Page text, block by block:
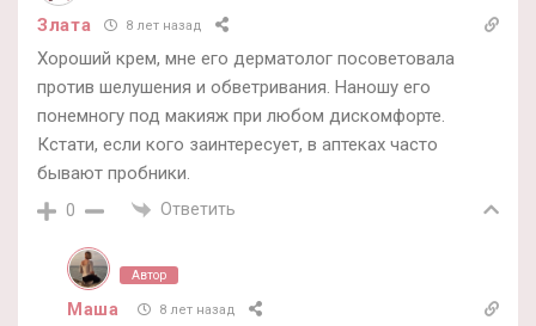
Злата 8 лет назад
Хороший крем, мне его дерматолог посоветовала
против шелушения и обветривания. Наношу его
понемногу под макияж при любом дискомфорте.
Кстати, если кого заинтересует, в аптеках часто
бывают пробники.
0 Ответить
Автор
Маша 8 лет назад